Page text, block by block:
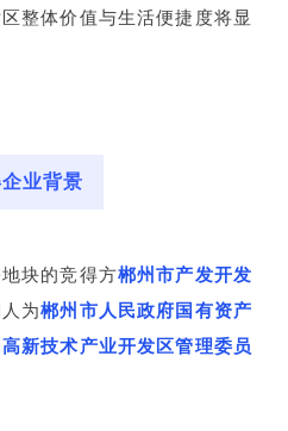
整体价值与生活便捷度将显
业背景
块的竞得方郴州市产发开发
人为郴州市人民政府国有资产
新技术产业开发区管理委员